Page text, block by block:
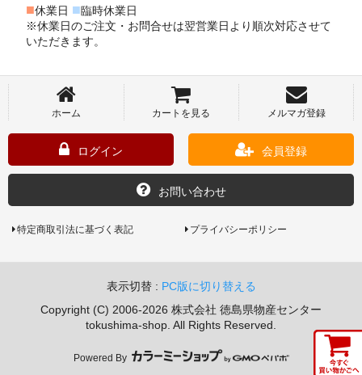
■休業日 ■臨時休業日
※休業日のご注文・お問合せは翌営業日より順次対応させて
いただきます。
ホーム カートを見る メルマガ登録
ログイン 会員登録
お問い合わせ
特定商取引法に基づく表記 プライバシーポリシー
表示切替 : PC版に切り替える
Copyright (C) 2006-2026 株式会社 徳島県物産センター
tokushima-shop. All Rights Reserved.
Powered By